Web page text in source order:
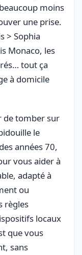
moins
une prise.
> Sophia
Monaco, les
tout ça
à domicile
de tomber sur
le
années 70,
vous aider à
adapté à
ou
règles
locaux
que vous
sans